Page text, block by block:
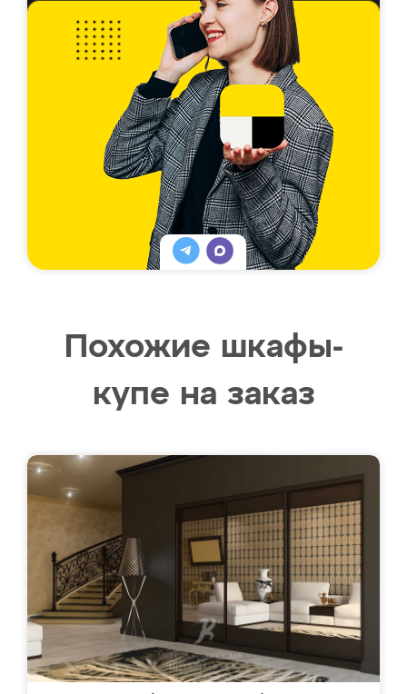
Похожие шкафы-
купе на заказ